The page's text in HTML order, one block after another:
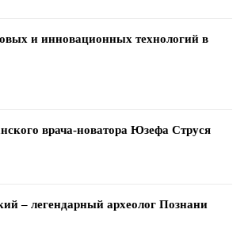
и инновационных технологий в
врача-новатора Юзефа Струся
– легендарный археолог Познани